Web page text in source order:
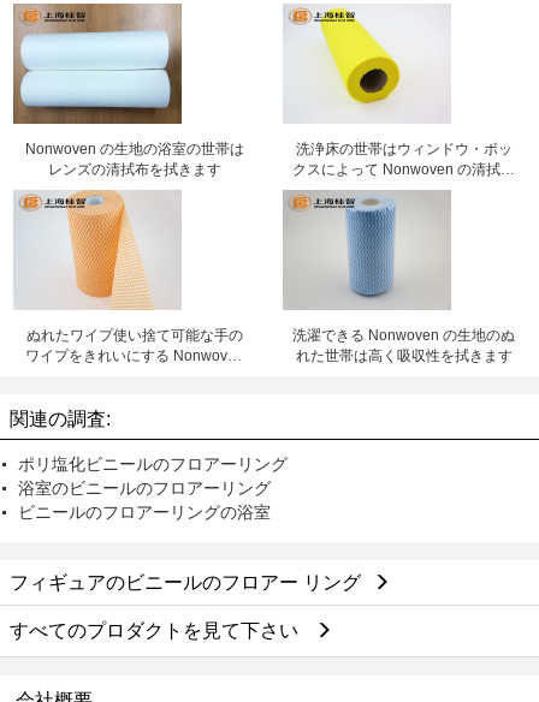
Nonwoven の生地の浴室の世帯は
レンズの清拭布を拭きます
洗浄床の世帯はウィンドウ・ボッ
クスによって Nonwoven の清拭布
を拭きます
ぬれたワイプ使い捨て可能な手の
ワイプをきれいにする Nonwoven
洗濯できる Nonwoven の生地のぬ
れた世帯は高く吸収性を拭きます
関連の調査:
ポリ塩化ビニールのフロアーリング
浴室のビニールのフロアーリング
ビニールのフロアーリングの浴室
フィギュアのビニールのフロアー リング
すべてのプロダクトを見て下さい